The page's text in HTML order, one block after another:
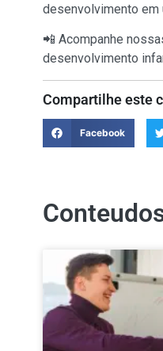
desenvolvimento em
📲 Acompanhe
desenvolvimento
Compartilhe este
Facebook